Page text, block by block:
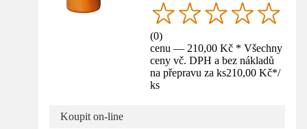
(0)
cenu — 210,00 Kč * Všechny
ceny vč. DPH a bez nákladů
na přepravu za ks210,00 Kč*/
ks
Koupit on-line